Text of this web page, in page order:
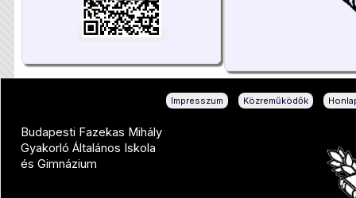
Impresszum Közreműködők
Budapesti Fazekas Mihály
Gyakorló Általános Iskola
és Gimnázium